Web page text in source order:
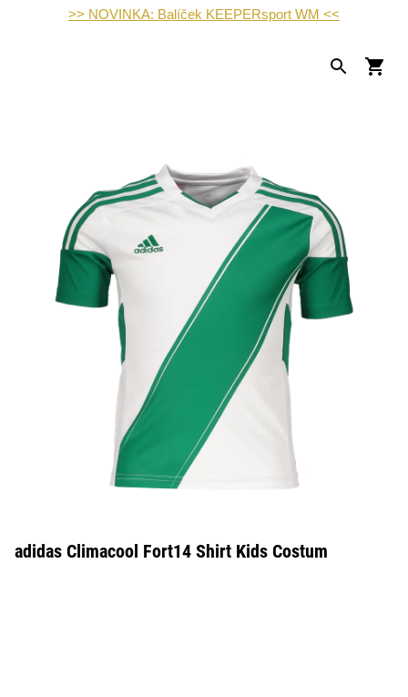
>> NOVINKA: Balíček KEEPERsport WM <<
adidas Climacool Fort14 Shirt Kids Costum